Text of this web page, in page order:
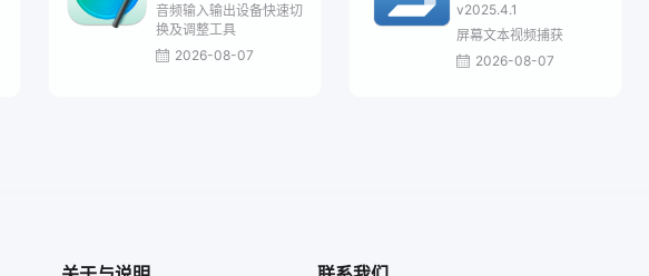
音频输入输出设备快速切
换及调整工具
2026-08-07
v2025.4.1
屏幕文本视频捕获
2026-08-07